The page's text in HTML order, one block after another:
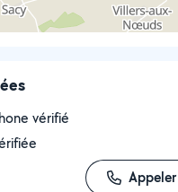
vérifié
Appeler